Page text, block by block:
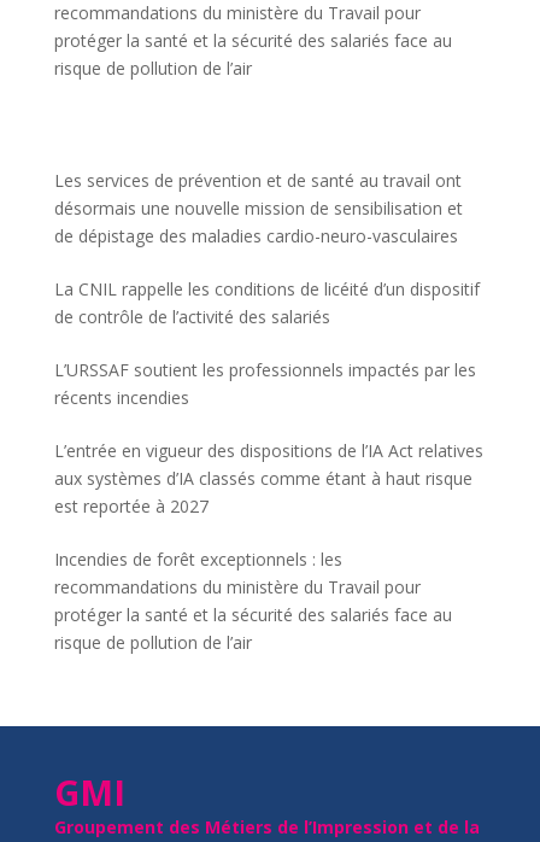
recommandations du ministère du Travail pour
protéger la santé et la sécurité des salariés face au
risque de pollution de l’air
Les services de prévention et de santé au travail ont
désormais une nouvelle mission de sensibilisation et
de dépistage des maladies cardio-neuro-vasculaires
La CNIL rappelle les conditions de licéité d’un dispositif
de contrôle de l’activité des salariés
L’URSSAF soutient les professionnels impactés par les
récents incendies
L’entrée en vigueur des dispositions de l’IA Act relatives
aux systèmes d’IA classés comme étant à haut risque
est reportée à 2027
Incendies de forêt exceptionnels : les
recommandations du ministère du Travail pour
protéger la santé et la sécurité des salariés face au
risque de pollution de l’air
GMI
Groupement des Métiers de l’Impression et de la